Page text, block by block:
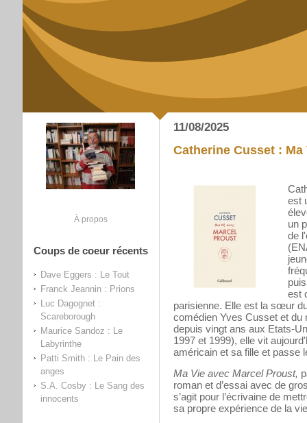
À propos
Coups de coeur récents
Dave Eggers : Le Tout
Franck Jeannin : Prions
Luc Dagognet :
Scareborough
Maurice Sandoz : Le
Labyrinthe
Patti Smith : Le Pain des
anges
S.A. Cosby : Le Sang des
innocents
11/08/2025
Catherine Cusset :
est
un
de
est
parisienne. Elle est la sœur
comédien Yves Cusset et du
depuis vingt ans aux Etats-
1997 et 1999), elle vit
américain et sa fille et passe
Ma Vie avec Marcel Proust,
roman et d’essai avec de
s’agit pour l’écrivaine de
sa propre expérience de la